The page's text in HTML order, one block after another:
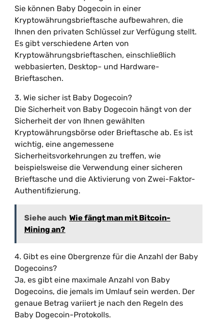
Sie können Baby Dogecoin in einer
Kryptowährungsbrieftasche aufbewahren, die
Ihnen den privaten Schlüssel zur Verfügung stellt.
Es gibt verschiedene Arten von
Kryptowährungsbrieftaschen, einschließlich
webbasierten, Desktop- und Hardware-
Brieftaschen.
3. Wie sicher ist Baby Dogecoin?
Die Sicherheit von Baby Dogecoin hängt von der
Sicherheit der von Ihnen gewählten
Kryptowährungsbörse oder Brieftasche ab. Es ist
wichtig, eine angemessene
Sicherheitsvorkehrungen zu treffen, wie
beispielsweise die Verwendung einer sicheren
Brieftasche und die Aktivierung von Zwei-Faktor-
Authentifizierung.
Siehe auch Wie fängt man mit Bitcoin-
Mining an?
4. Gibt es eine Obergrenze für die Anzahl der Baby
Dogecoins?
Ja, es gibt eine maximale Anzahl von Baby
Dogecoins, die jemals im Umlauf sein werden. Der
genaue Betrag variiert je nach den Regeln des
Baby Dogecoin-Protokolls.